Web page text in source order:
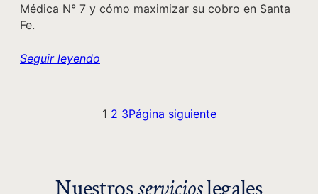
Médica N° 7 y cómo maximizar su cobro en Santa
Fe.
Seguir leyendo
1 2 3Página siguiente